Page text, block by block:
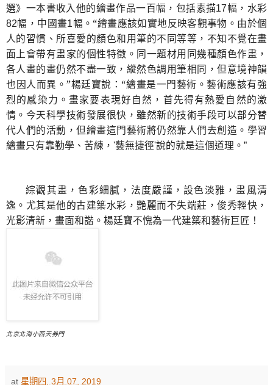
選》一本書收入他的繪畫作品一百幅，包括素描17幅，水彩
82幅，中國畫1幅。“繪畫應該如實地反映客觀事物。由於個
人的習慣、所喜愛的顏色和用筆的不同等等，不知不覺在畫
面上會帶有畫家的個性特徵。同一題材用同幾種顏色作畫，
各人畫的畫仍然不盡一致，縱然色調用筆相同，但意境神韻
也因人而異。”楊廷寶說：“繪畫是一門藝術。藝術應該有強
烈的感染力。畫家要表現好自然，首先得有熱愛自然的激
情。今天科學技術發展很快，雖然新的技術手段可以部分替
代人們的活動，但繪畫這門藝術將仍然靠人們去創造。學習
繪畫只有靠勤學、苦練， '藝無捷徑'說的就是這個道理。 ”
綜觀其畫，色彩細膩，法度嚴謹，設色淡雅，畫風清
逸。尤其是他的古建築水彩，艷麗而不失端莊，俊秀輕快，
光影清新，畫面和諧。楊廷寶不愧為一代建築和藝術巨匠！
北京北海小西天券門
at 星期四, 3月 07, 2019